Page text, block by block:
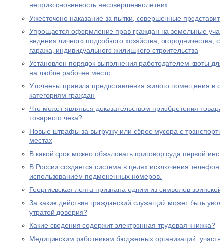
неприкосновенность несовершеннолетних
Ужесточено наказание за пытки, совершенные
Упрощается оформление прав граждан на земельные
ведения личного подсобного хозяйства, огородничества,
гаража, индивидуального жилищного строительства
Установлен порядок выполнения работодателем квоты
на любое рабочее место
Уточнены правила предоставления жилого помещения в
категориям граждан
Что может являться доказательством приобретения
товарного чека?
Новые штрафы за выгрузку или сброс мусора с
местах
В какой срок можно обжаловать приговор суда первой
В России создается система в целях исключения
использованием подмененных номеров.
Георгиевская лента признана одним из символов
За какие действия гражданский служащий может быть
утратой доверия?
Какие сведения содержит электронная трудовая книжка?
Медицинским работникам бюджетных организаций,